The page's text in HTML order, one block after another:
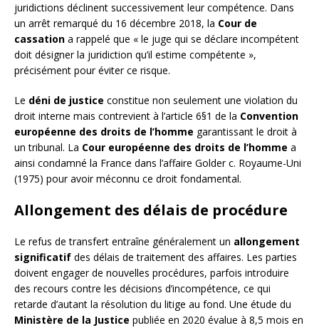
juridictions déclinent successivement leur compétence. Dans
un arrêt remarqué du 16 décembre 2018, la Cour de
cassation a rappelé que « le juge qui se déclare incompétent
doit désigner la juridiction qu’il estime compétente »,
précisément pour éviter ce risque.
Le déni de justice constitue non seulement une violation du
droit interne mais contrevient à l’article 6§1 de la Convention
européenne des droits de l’homme garantissant le droit à
un tribunal. La Cour européenne des droits de l’homme a
ainsi condamné la France dans l’affaire Golder c. Royaume-Uni
(1975) pour avoir méconnu ce droit fondamental.
Allongement des délais de procédure
Le refus de transfert entraîne généralement un allongement
significatif des délais de traitement des affaires. Les parties
doivent engager de nouvelles procédures, parfois introduire
des recours contre les décisions d’incompétence, ce qui
retarde d’autant la résolution du litige au fond. Une étude du
Ministère de la Justice publiée en 2020 évalue à 8,5 mois en